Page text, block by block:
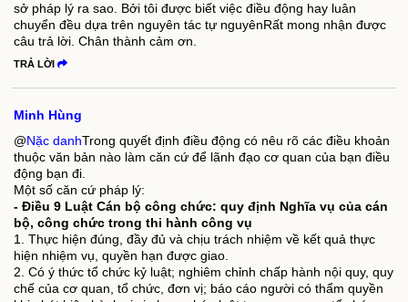
sở pháp lý ra sao. Bởi tôi được biết việc điều động hay luân
chuyển đều dựa trên nguyên tác tự nguyênRất mong nhận được
câu trả lời. Chân thành cảm ơn.
TRẢ LỜI
Minh Hùng
@Nặc danhTrong quyết định điều động có nêu rõ các điều khoản
thuộc văn bản nào làm căn cứ để lãnh đạo cơ quan của bạn điều
động bạn đi.
Một số căn cứ pháp lý:
- Điều 9 Luật Cán bộ công chức: quy định Nghĩa vụ của cán
bộ, công chức trong thi hành công vụ
1. Thực hiện đúng, đầy đủ và chịu trách nhiệm về kết quả thực
hiện nhiệm vụ, quyền hạn được giao.
2. Có ý thức tổ chức kỷ luật; nghiêm chỉnh chấp hành nội quy, quy
chế của cơ quan, tổ chức, đơn vị; báo cáo người có thẩm quyền